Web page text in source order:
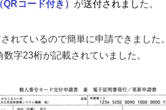
コード付き） が送付されました。
れているので簡単に申請できました。
字23桁が記載されていました。